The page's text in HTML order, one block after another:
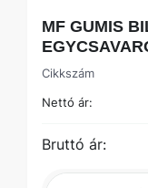
MF GUMIS
Cikkszám
Nettó ár:
Bruttó ár: